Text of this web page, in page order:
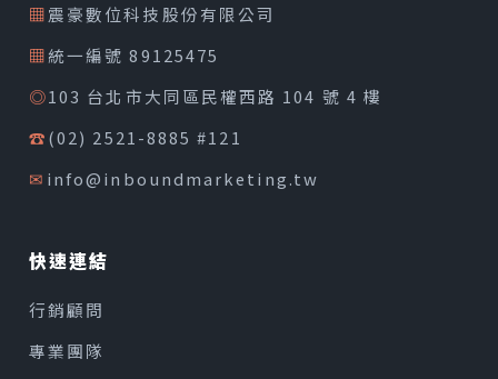
▦震豪數位科技股份有限公司
▦統一編號 89125475
◎103 台北市大同區民權西路 104 號 4 樓
☎(02) 2521-8885 #121
✉ info@inboundmarketing.tw
快速連結
行銷顧問
專業團隊